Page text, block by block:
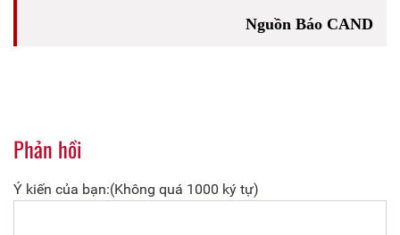
Nguồn Báo CAND
Phản hồi
Ý kiến của bạn:(Không quá 1000 ký tự)